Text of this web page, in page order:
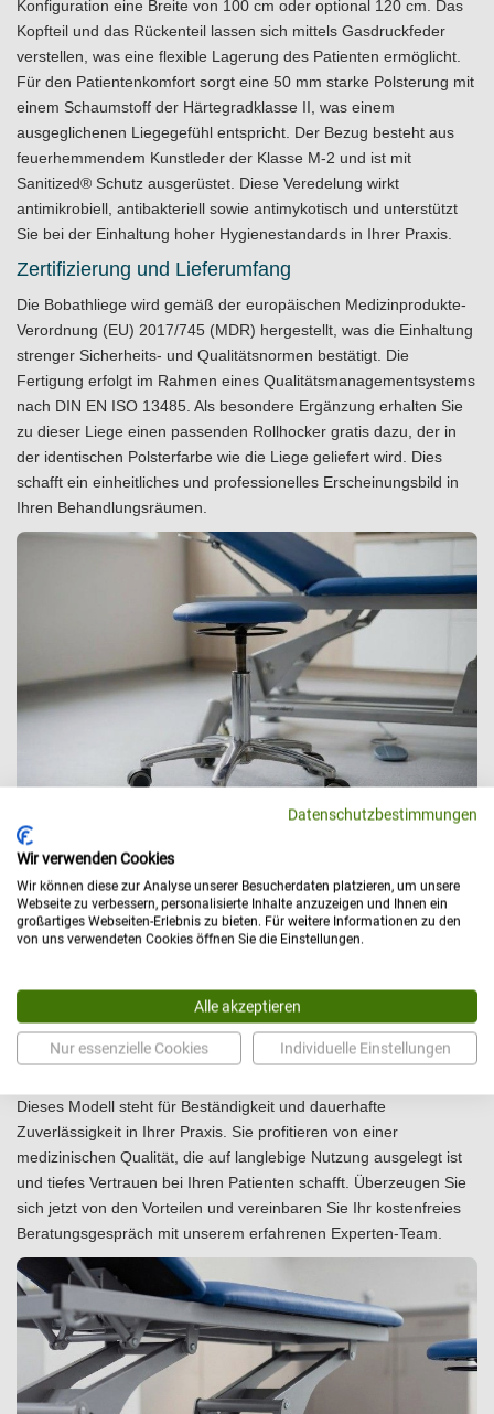
Konfiguration eine Breite von 100 cm oder optional 120 cm. Das
Kopfteil und das Rückenteil lassen sich mittels Gasdruckfeder
verstellen, was eine flexible Lagerung des Patienten ermöglicht.
Für den Patientenkomfort sorgt eine 50 mm starke Polsterung mit
einem Schaumstoff der Härtegradklasse II, was einem
ausgeglichenen Liegegefühl entspricht. Der Bezug besteht aus
feuerhemmendem Kunstleder der Klasse M-2 und ist mit
Sanitized® Schutz ausgerüstet. Diese Veredelung wirkt
antimikrobiell, antibakteriell sowie antimykotisch und unterstützt
Sie bei der Einhaltung hoher Hygienestandards in Ihrer Praxis.
Zertifizierung und Lieferumfang
Die Bobathliege wird gemäß der europäischen Medizinprodukte-
Verordnung (EU) 2017/745 (MDR) hergestellt, was die Einhaltung
strenger Sicherheits- und Qualitätsnormen bestätigt. Die
Fertigung erfolgt im Rahmen eines Qualitätsmanagementsystems
nach DIN EN ISO 13485. Als besondere Ergänzung erhalten Sie
zu dieser Liege einen passenden Rollhocker gratis dazu, der in
der identischen Polsterfarbe wie die Liege geliefert wird. Dies
schafft ein einheitliches und professionelles Erscheinungsbild in
Ihren Behandlungsräumen.
Investition in Stabilität, Komfort und Sicherheit
Mit der Entscheidung für die Bobathliege elektrisch 250 sichern
Sie sich eine Therapieliege, die speziell für die hohen
Die Kombination aus einer Hubkraft von 8000 N, einer
Belastbarkeit bis 250 kg und der breiten Liegefläche ermöglicht
Ihnen die professionelle Versorgung unterschiedlichster
Patientengruppen inklusive Adipositas.
Dieses Modell steht für Beständigkeit und dauerhafte
Zuverlässigkeit in Ihrer Praxis. Sie profitieren von einer
medizinischen Qualität, die auf langlebige Nutzung ausgelegt ist
und tiefes Vertrauen bei Ihren Patienten schafft. Überzeugen Sie
sich jetzt von den Vorteilen und vereinbaren Sie Ihr kostenfreies
Beratungsgespräch mit unserem erfahrenen Experten-Team.
Datenschutzbestimmungen
Wir verwenden Cookies
Wir können diese zur Analyse unserer Besucherdaten platzieren, um unsere
Webseite zu verbessern, personalisierte Inhalte anzuzeigen und Ihnen ein
großartiges Webseiten-Erlebnis zu bieten. Für weitere Informationen zu den
von uns verwendeten Cookies öffnen Sie die Einstellungen.
Alle akzeptieren
Nur essenzielle Cookies Individuelle Einstellungen